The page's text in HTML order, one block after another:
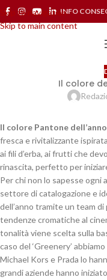
Skip to navigation
Skip to main content
INFO
Il colore
Il colore Pantone
fresca e rivitalizzante
ai fili d’erba, ai frutti che
rinascita, perfetto per
Per chi non lo sapesse ogni
settore di catalogazione e
dell’anno tramite un team
tendenze cromatiche al
tonalità viene scelta sulla
caso del ‘Greenery’
Michael Kors e Prada lo
grandi aziende hanno